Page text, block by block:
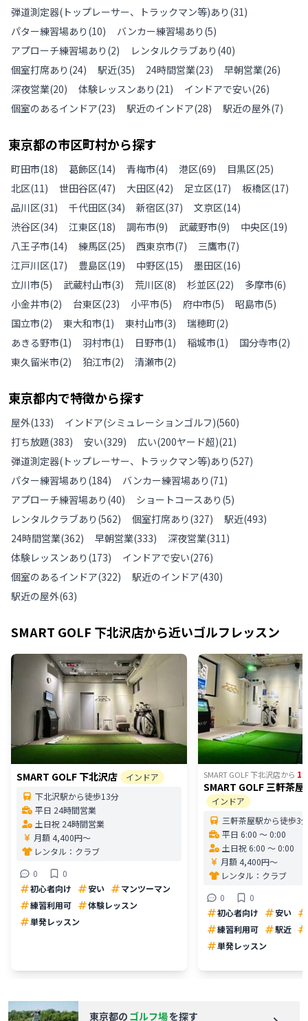
弾道測定器(トップレーサー、トラックマン等)あり (31)
パター練習場あり (10) バンカー練習場あり (5)
アプローチ練習場あり (2) レンタルクラブあり (40)
個室打席あり (24) 駅近(35) 24時間営業(23) 早朝営業(26)
深夜営業(20) 体験レッスンあり (21) インドアで安い(26)
個室のあるインドア(23) 駅近のインドア(28) 駅近の屋外(7)
東京都の市区町村から探す
町田市(18) 葛飾区(14) 青梅市(4) 港区(69) 目黒区(25)
北区(11) 世田谷区(47) 大田区(42) 足立区(17) 板橋区(17)
品川区(31) 千代田区(34) 新宿区(37) 文京区(14)
渋谷区(34) 江東区(18) 調布市(9) 武蔵野市(9) 中央区(19)
八王子市(14) 練馬区(25) 西東京市(7) 三鷹市(7)
江戸川区(17) 豊島区(19) 中野区(15) 墨田区(16)
立川市(5) 武蔵村山市(3) 荒川区(8) 杉並区(22) 多摩市(6)
小金井市(2) 台東区(23) 小平市(5) 府中市(5) 昭島市(5)
国立市(2) 東大和市(1) 東村山市(3) 瑞穂町(2)
あきる野市(1) 羽村市(1) 日野市(1) 稲城市(1) 国分寺市(2)
東久留米市(2) 狛江市(2) 清瀬市(2)
東京都内で特徴から探す
屋外(133) インドア(シミュレーションゴルフ)(560)
打ち放題(383) 安い(329) 広い(200ヤード超)(21)
弾道測定器(トップレーサー、トラックマン等)あり (527)
パター練習場あり (184) バンカー練習場あり (71)
アプローチ練習場あり (40) ショートコースあり (5)
レンタルクラブあり (562) 個室打席あり (327) 駅近(493)
24時間営業(362) 早朝営業(333) 深夜営業(311)
体験レッスンあり (173) インドアで安い(276)
個室のあるインドア(322) 駅近のインドア(430)
駅近の屋外(63)
SMART GOLF 下北沢店から近いゴルフレッスン
SMART GOLF 下北沢店
インドア
下北沢駅から徒歩13分
平日 24時間営業
土日祝 24時間営業
月額 4,400円〜
レンタル： クラブ
0
0
初心者向け
安い
マンツーマン
練習利用可
体験レッスン
単発レッスン
SMART GOLF 下北沢店から 1
SMART GOLF 三軒茶
インドア
三軒茶屋駅から徒歩3
平日 6:00 〜 0:00
土日祝 6:00 〜 0:00
月額 4,400円〜
レンタル： クラブ
0
0
初心者向け
安い
練習利用可
駅近
単発レッスン
東京都の ゴルフ場を探す